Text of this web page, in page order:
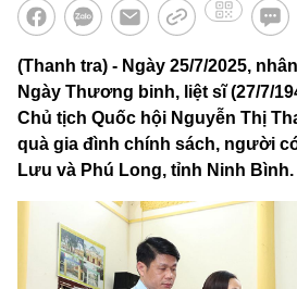
(Thanh tra) - Ngày 25/7/2025,
Ngày Thương binh, liệt sĩ (27/7/
Chủ tịch Quốc hội Nguyễn Thị
quà gia đình chính sách, người
Lưu và Phú Long, tỉnh Ninh Bình.